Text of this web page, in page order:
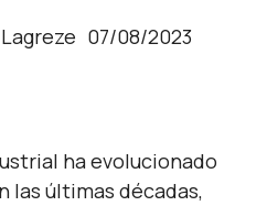
07/08/2023
ha evolucionado
las últimas décadas,